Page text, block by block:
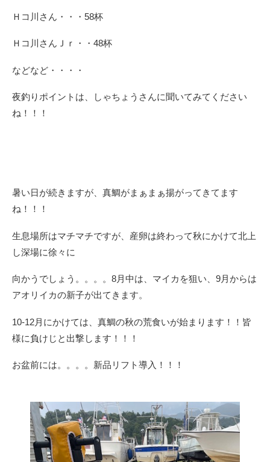
Ｈコ川さん・・・58杯
Ｈコ川さんＪｒ・・48杯
などなど・・・・
夜釣りポイントは、しゃちょうさんに聞いてみてください
ね！！！
暑い日が続きますが、真鯛がまぁまぁ揚がってきてます
ね！！！
生息場所はマチマチですが、産卵は終わって秋にかけて北上
し深場に徐々に
向かうでしょう。。。。8月中は、マイカを狙い、9月からは
アオリイカの新子が出てきます。
10-12月にかけては、真鯛の秋の荒食いが始まります！！皆
様に負けじと出撃します！！！
お盆前には。。。。新品リフト導入！！！